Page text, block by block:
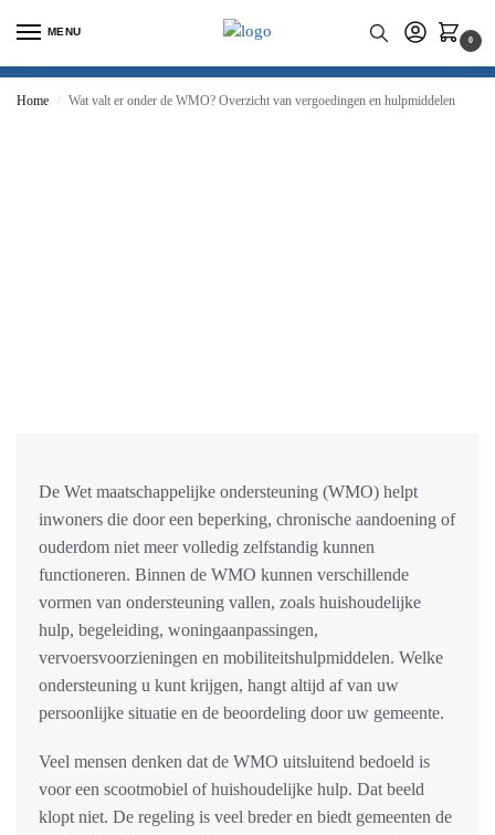
MENU
0
Home / Wat valt er onder de WMO? Overzicht van vergoedingen en hulpmiddelen
De Wet maatschappelijke ondersteuning (WMO) helpt
inwoners die door een beperking, chronische aandoening of
ouderdom niet meer volledig zelfstandig kunnen
functioneren. Binnen de WMO kunnen verschillende
vormen van ondersteuning vallen, zoals huishoudelijke
hulp, begeleiding, woningaanpassingen,
vervoersvoorzieningen en mobiliteitshulpmiddelen. Welke
ondersteuning u kunt krijgen, hangt altijd af van uw
persoonlijke situatie en de beoordeling door uw gemeente.
Veel mensen denken dat de WMO uitsluitend bedoeld is
voor een scootmobiel of huishoudelijke hulp. Dat beeld
klopt niet. De regeling is veel breder en biedt gemeenten de